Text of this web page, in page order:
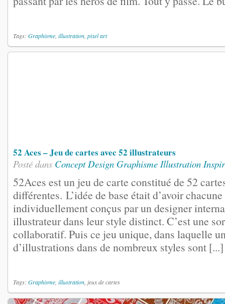
Tags: Graphisme illustration pixel art
52 Aces – Jeu de cartes avec 52 illustrateurs
Posté dans Concept Design Graphisme Illustration
52Aces est un jeu de carte constitué de 52
différentes. L’idée de base était d’avoir
individuellement conçus par un designer
illustrateur dans leur style distinct. C’est une
collaboratif. Puis ce jeu unique, dans laquelle
d’illustrations dans de nombreux styles sont [...]
Tags: Graphisme illustration , jeux de cartes